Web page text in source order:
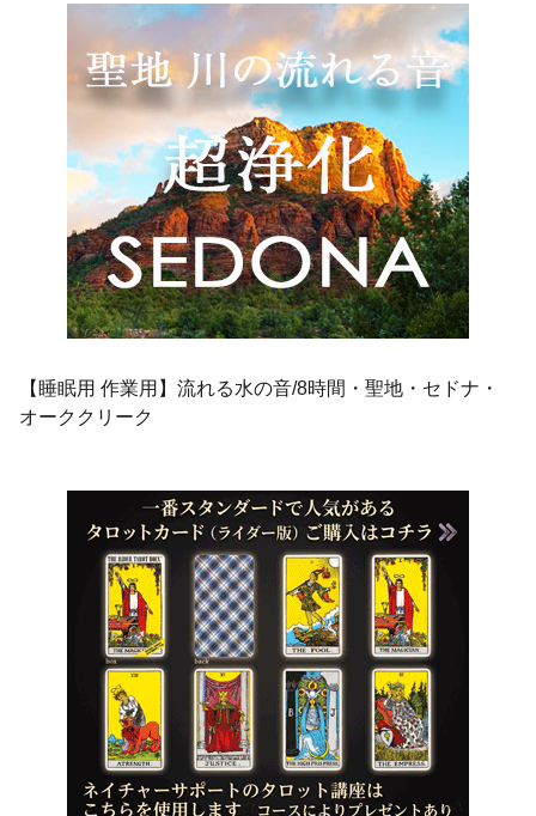
【睡眠用 作業用】流れる水の音/8時間・聖地・セドナ・
オーククリーク